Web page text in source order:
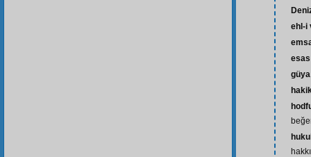
ehl-i
esas
güya
hakkı